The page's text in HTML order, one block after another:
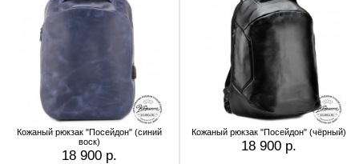
Кожаный рюкзак "Посейдон" (синий
воск)
18 900 р.
Кожаный рюкзак "Посейдон" (чёрный)
18 900 р.